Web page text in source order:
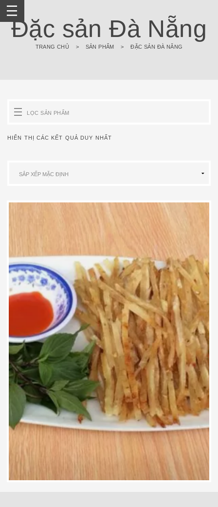
Skip
contentĐặc sản Đà Nẵng
TRANG CHỦ > SẢN PHẨM > ĐẶC SẢN ĐÀ NẴNG
LỌC SẢN PHẨM
HIỂN THỊ CÁC KẾT QUẢ DUY NHẤT